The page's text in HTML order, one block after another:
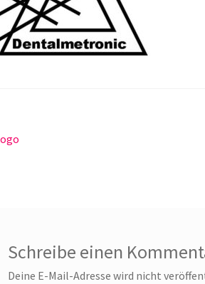
Schreibe einen
Deine E-Mail-Adresse wird nicht